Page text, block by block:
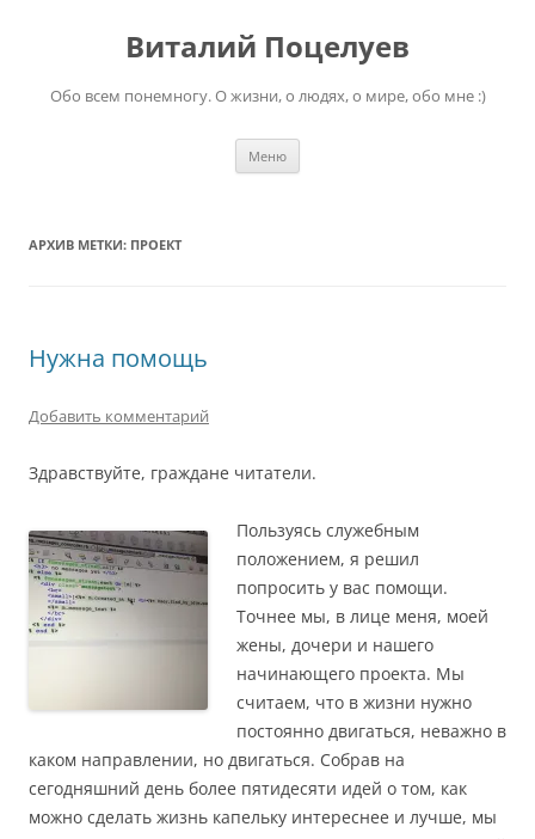
содержимомуВиталий Поцелуев
Обо всем понемногу. О жизни, о людях, о мире, обо мне :)
Меню
АРХИВ МЕТКИ: ПРОЕКТ
Нужна помощь
Добавить комментарий
Здравствуйте, граждане читатели.
Пользуясь служебным
положением, я решил
попросить у вас помощи.
Точнее мы, в лице меня, моей
жены, дочери и нашего
начинающего проекта. Мы
считаем, что в жизни нужно
постоянно двигаться, неважно в
каком направлении, но двигаться. Собрав на
сегодняшний день более пятидесяти идей о том, как
можно сделать жизнь капельку интереснее и лучше, мы